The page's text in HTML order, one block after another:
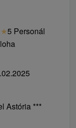
★5 Personál
Astória ***